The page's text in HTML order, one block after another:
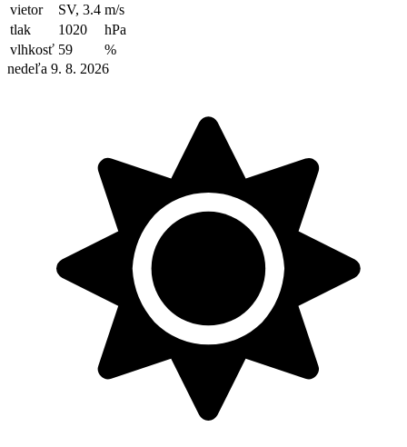
vietor
SV, 3.4 m/s
tlak
1020
hPa
vlhkosť 59
%
nedeľa 9. 8. 2026